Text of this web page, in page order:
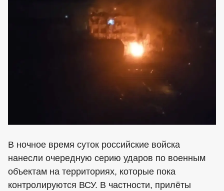
В ночное время суток российские войска
нанесли очередную серию ударов по военным
объектам на территориях, которые пока
контролируются ВСУ. В частности, прилёты